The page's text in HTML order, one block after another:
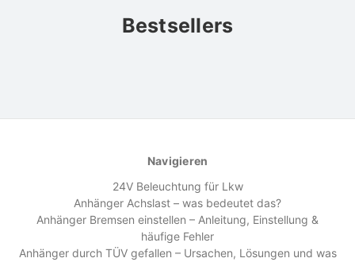
Bestsellers
Navigieren
24V Beleuchtung für Lkw
Anhänger Achslast – was bedeutet das?
Anhänger Bremsen einstellen – Anleitung, Einstellung &
häufige Fehler
Anhänger durch TÜV gefallen – Ursachen, Lösungen und was